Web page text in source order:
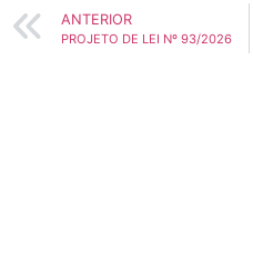
ANTERIOR
PROJETO DE LEI Nº 93/2026